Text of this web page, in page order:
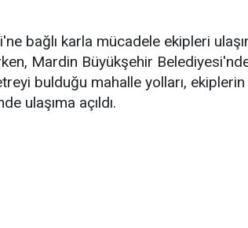
bağlı karla mücadele ekipleri
Mardin Büyükşehir
bulduğu mahalle yolları,
ulaşıma açıldı.